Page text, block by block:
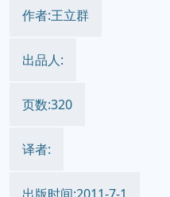
作者:王立群
出品人:
页数:320
译者: